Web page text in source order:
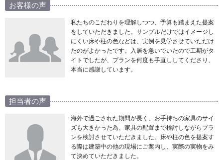
お客様の声
私たちのこだわりを理解しつつ、予算も踏まえた提案
をしていただきました。サンプルだけではイメージし
にくい床や柱の色などは、実例を見学させていただけ
たのがよかったです。入居を急いでいたので工期がタ
イトでしたが、プランを何度も手直ししてくださり、
本当に感謝しています。
担当者の声
海外で過ごされた期間が長く、お手持ちの家具のサイ
ズも大きかった為、家具の配置まで検討しながらプラ
ンを検討させていただきました。床や柱の色を提案す
る際は建築中の他の現場にご案内し、実際の実物をみ
て決めていただきました。